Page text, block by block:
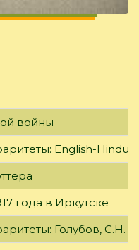
войны
English-
года в Иркутске
Голубов, С.Н.